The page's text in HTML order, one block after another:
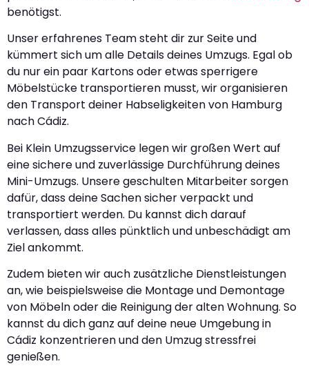
benötigst.
Unser erfahrenes Team steht dir zur Seite und
kümmert sich um alle Details deines Umzugs. Egal ob
du nur ein paar Kartons oder etwas sperrigere
Möbelstücke transportieren musst, wir organisieren
den Transport deiner Habseligkeiten von Hamburg
nach Cádiz.
Bei Klein Umzugsservice legen wir großen Wert auf
eine sichere und zuverlässige Durchführung deines
Mini-Umzugs. Unsere geschulten Mitarbeiter sorgen
dafür, dass deine Sachen sicher verpackt und
transportiert werden. Du kannst dich darauf
verlassen, dass alles pünktlich und unbeschädigt am
Ziel ankommt.
Zudem bieten wir auch zusätzliche Dienstleistungen
an, wie beispielsweise die Montage und Demontage
von Möbeln oder die Reinigung der alten Wohnung. So
kannst du dich ganz auf deine neue Umgebung in
Cádiz konzentrieren und den Umzug stressfrei
genießen.